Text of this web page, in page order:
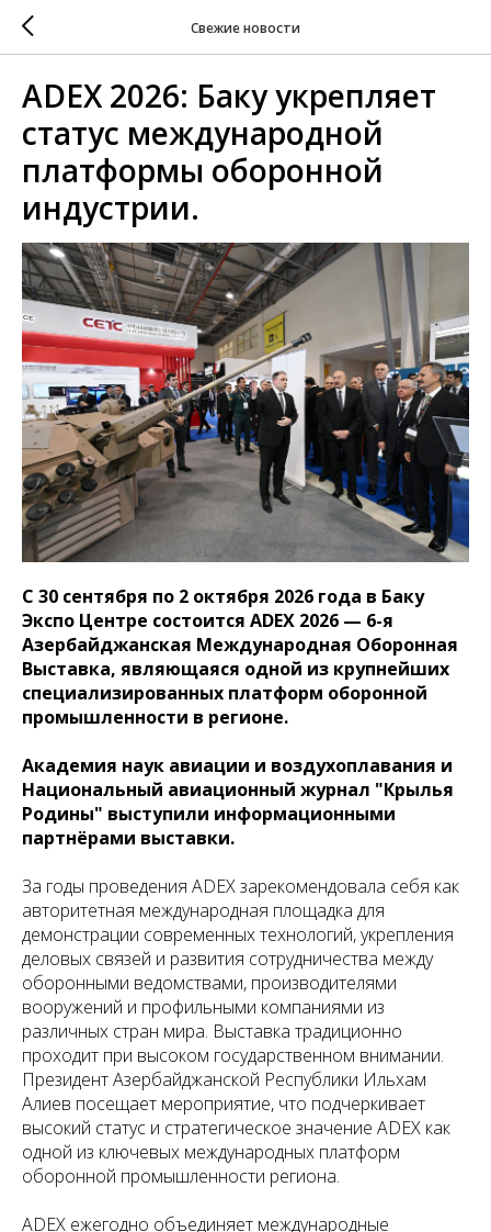
Свежие новости
ADEX 2026: Баку укрепляет
статус международной
платформы оборонной
индустрии.
С 30 сентября по 2 октября 2026 года в Баку
Экспо Центре состоится ADEX 2026 — 6-я
Азербайджанская Международная Оборонная
Выставка, являющаяся одной из крупнейших
специализированных платформ оборонной
промышленности в регионе.
Академия наук авиации и воздухоплавания и
Национальный авиационный журнал "Крылья
Родины" выступили информационными
партнёрами выставки.
За годы проведения ADEX зарекомендовала себя как
авторитетная международная площадка для
демонстрации современных технологий, укрепления
деловых связей и развития сотрудничества между
оборонными ведомствами, производителями
вооружений и профильными компаниями из
различных стран мира. Выставка традиционно
проходит при высоком государственном внимании.
Президент Азербайджанской Республики Ильхам
Алиев посещает мероприятие, что подчеркивает
высокий статус и стратегическое значение ADEX как
одной из ключевых международных платформ
оборонной промышленности региона.
ADEX ежегодно объединяет международные